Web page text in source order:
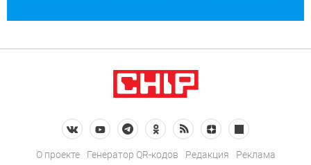
О проекте Генератор QR-кодов Редакция Реклама